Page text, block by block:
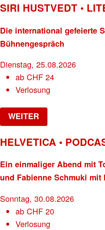
SIRI HUSTVEDT •
Die international gefeierte
Bühnengespräch
Dienstag, 25.08.2026
abCHF 24
Verlosung
WEITER
HELVETICA •
Ein einmaliger Abend mit
und Fabienne Schmuki
Sonntag, 30.08.2026
abCHF 20
Verlosung